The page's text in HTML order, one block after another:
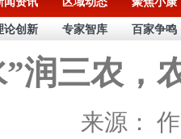
论创新 专家智库 百家争鸣
润三农，
来源：